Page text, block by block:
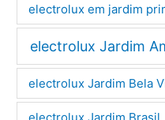
electrolux em jardim
electrolux Jardim
electrolux Jardim Bela